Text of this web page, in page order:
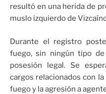
resultó en una herida de
muslo izquierdo de
Durante el registro
fuego, sin ningún tipo
posesión legal. Se
cargos relacionados con
fuego y la agresión a